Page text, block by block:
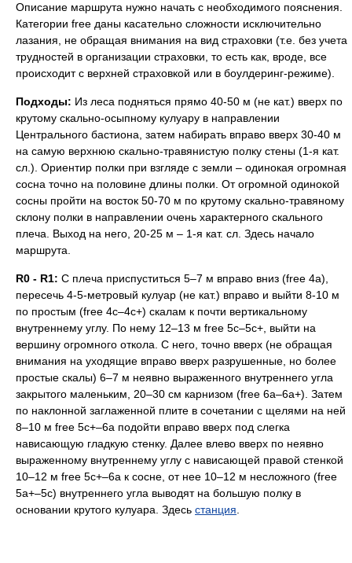
Описание маршрута нужно начать с необходимого пояснения.
Категории free даны касательно сложности исключительно
лазания, не обращая внимания на вид страховки (т.е. без учета
трудностей в организации страховки, то есть как, вроде, все
происходит с верхней страховкой или в боулдеринг-режиме).
Подходы: Из леса подняться прямо 40-50 м (не кат.) вверх по
крутому скально-осыпному кулуару в направлении
Центрального бастиона, затем набирать вправо вверх 30-40 м
на самую верхнюю скально-травянистую полку стены (1-я кат.
сл.). Ориентир полки при взгляде с земли – одинокая огромная
сосна точно на половине длины полки. От огромной одинокой
сосны пройти на восток 50-70 м по крутому скально-травяному
склону полки в направлении очень характерного скального
плеча. Выход на него, 20-25 м – 1-я кат. сл. Здесь начало
маршрута.
R0 - R1: С плеча приспуститься 5–7 м вправо вниз (free 4а),
пересечь 4-5-метровый кулуар (не кат.) вправо и выйти 8-10 м
по простым (free 4с–4с+) скалам к почти вертикальному
внутреннему углу. По нему 12–13 м free 5с–5с+, выйти на
вершину огромного откола. С него, точно вверх (не обращая
внимания на уходящие вправо вверх разрушенные, но более
простые скалы) 6–7 м неявно выраженного внутреннего угла
закрытого маленьким, 20–30 см карнизом (free 6а–6а+). Затем
по наклонной заглаженной плите в сочетании с щелями на ней
8–10 м free 5с+–6а подойти вправо вверх под слегка
нависающую гладкую стенку. Далее влево вверх по неявно
выраженному внутреннему углу с нависающей правой стенкой
10–12 м free 5с+–6а к сосне, от нее 10–12 м несложного (free
5а+–5с) внутреннего угла выводят на большую полку в
основании крутого кулуара. Здесь станция